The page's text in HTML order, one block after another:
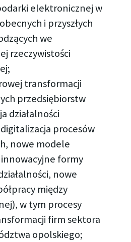
elektronicznej w
i przyszłych
we
rzeczywistości
transformacji
przedsiębiorstw
działalności
procesów
nowe modele
formy
nowe
między
w tym procesy
firm sektora
opolskiego;